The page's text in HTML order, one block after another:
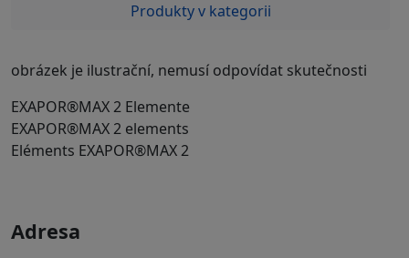
Produkty v kategorii
obrázek je ilustrační, nemusí odpovídat skutečnosti
EXAPOR®MAX 2 Elemente
EXAPOR®MAX 2 elements
Eléments EXAPOR®MAX 2
Adresa